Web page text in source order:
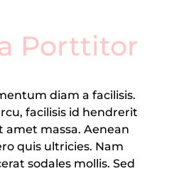
Porttitor
diam a facilisis.
facilisis id hendrerit
amet massa. Aenean
quis ultricies. Nam
sodales mollis. Sed